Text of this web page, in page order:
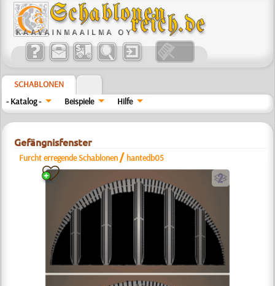
SCHABLONEN
- Katalog -
Beispiele Hilfe
Gefängnisfenster
Furcht erregende Schablonen/ hantedb05
b